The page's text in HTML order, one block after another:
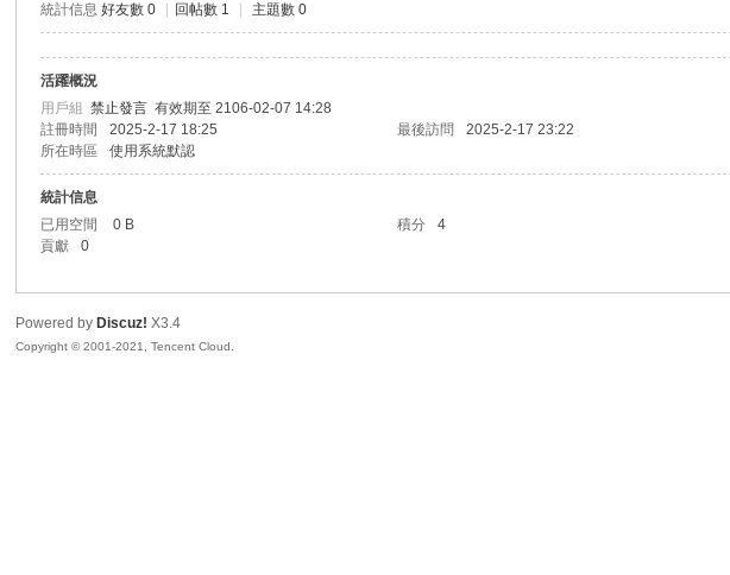
uz!
統計信息 好友數 0 回帖數 1 主題數 0
活躍概況
用戶組禁止發言 有效期至 2106-02-07 14:28
註冊時間
2025-2-17 18:25 最後訪問 2025-2-17 23:22
所在時區
使用系統默認
統計信息
已用空間
0 B 積分 4
貢獻
0
Powered by Discuz! X3.4
Copyright © 2001-2021, Tencent Cloud.